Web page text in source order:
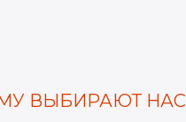
ВЫБИРАЮТ НАС